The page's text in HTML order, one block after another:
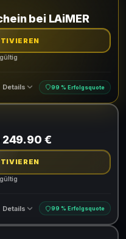
bei LAiMER
Details 99 % Erfolgsquote
249.90 €
Details 99 % Erfolgsquote